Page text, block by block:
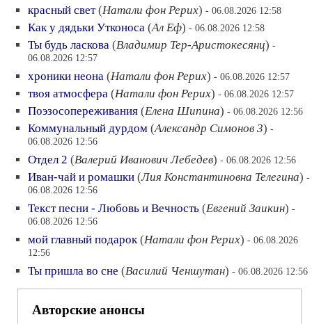
красный свет(Натали фон Рерих) - 06.08.2026 12:58
Как у дядьки Утконоса (Ал Еф) - 06.08.2026 12:58
Ты будь ласкова (Владимир Тер-Аристокесянц) -
06.08.2026 12:57
хроники неона (Натали фон Рерих) - 06.08.2026 12:57
твоя атмосфера (Натали фон Рерих) - 06.08.2026 12:57
Поэзосопереживания (Елена Шипина) - 06.08.2026 12:56
Коммунальный дурдом (Александр Симонов 3) -
06.08.2026 12:56
Отдел 2 (Валерий Иванович Лебедев) - 06.08.2026 12:56
Иван-чай и ромашки (Лия Константиновна Телегина) -
06.08.2026 12:56
Текст песни - Любовь и Вечность (Евгений Заикин) -
06.08.2026 12:56
мой главный подарок(Натали фон Рерих) - 06.08.2026
12:56
Ты пришла во сне (Василий Ченшутан) - 06.08.2026 12:56
Авторские анонсы